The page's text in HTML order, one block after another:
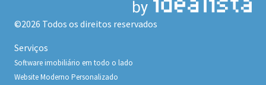
©2026 Todos os direitos reservados
Serviços
Software imobiliário em todo o lado
Website Moderno Personalizado